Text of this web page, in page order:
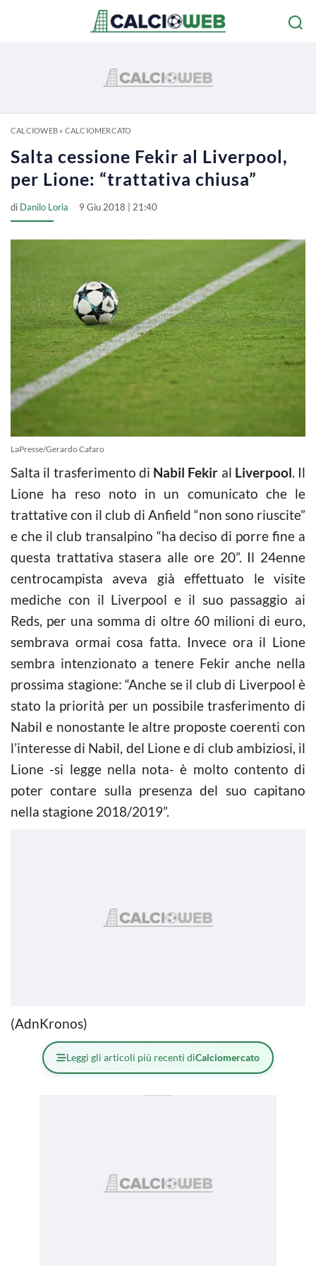
CALCIOWEB» CALCIOMERCATO
Salta cessione Fekir al Liverpool,
per Lione: “trattativa chiusa”
di Danilo Loria 9 Giu 2018 | 21:40
LaPresse/Gerardo Cafaro
Salta il trasferimento di Nabil Fekir al Liverpool. Il
Lione ha reso noto in un comunicato che le
trattative con il club di Anfield “non sono riuscite”
e che il club transalpino “ha deciso di porre fine a
questa trattativa stasera alle ore 20”. Il 24enne
centrocampista aveva già effettuato le visite
mediche con il Liverpool e il suo passaggio ai
Reds, per una somma di oltre 60 milioni di euro,
sembrava ormai cosa fatta. Invece ora il Lione
sembra intenzionato a tenere Fekir anche nella
prossima stagione: “Anche se il club di Liverpool è
stato la priorità per un possibile trasferimento di
Nabil e nonostante le altre proposte coerenti con
l’interesse di Nabil, del Lione e di club ambiziosi, il
Lione -si legge nella nota- è molto contento di
poter contare sulla presenza del suo capitano
nella stagione 2018/2019”.
(AdnKronos)
Leggi gli articoli più recenti diCalciomercato